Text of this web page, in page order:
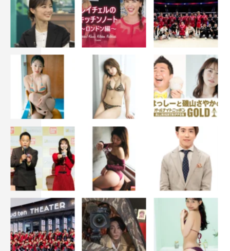
＜スタッフ＞
製作：TBSスパークル TBS
脚本：黒岩勉（『TOKYO MER～走る緊急救命室～』『マ
イファミリー』『ラストマン－全盲の捜査官－』映画「キ
ングダム」シリーズ、「ONE PIECE FILM RED」映画
「ゴールデンカムイ」）
プロデュース：伊與田英徳、松本桂子
協力プロデュース：塩村香里
演出：塚原あゆ子
料理監修：岸田周三（カンテサンス）、服部栄養専門学校
音楽：木村秀彬
©TBS